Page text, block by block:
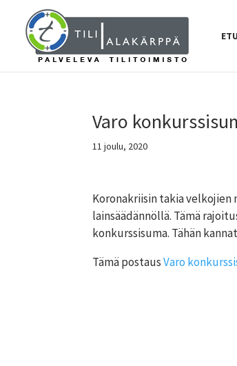
Varo
11 joulu, 2020
Koronakriisin takia
lainsäädännöllä. Tämä
konkurssisuma. Tähän
Tämä postausVaro